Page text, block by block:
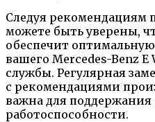
Следуя рекомендациям
можете быть уверены,
обеспечит
вашего Mercedes-Benz E
службы. Регулярная
с рекомендациями
важна для поддержания
работоспособности.